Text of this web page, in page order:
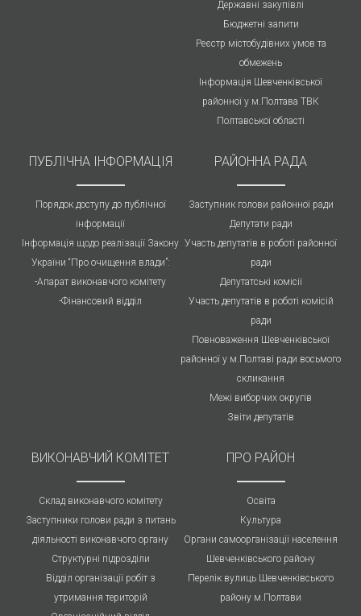
Державні закупівлі
Бюджетні запити
Реєстр містобудівних умов та
обмежень
Інформація Шевченківської
районної у м.Полтава ТВК
Полтавської області
ПУБЛIЧНА IНФОРМАЦІЯ
Порядок доступу до публічної
інформації
Інформація щодо реалізації Закону
України “Про очищення влади”:
-Апарат виконавчого комітету
-Фінансовий відділ
РАЙОННА РАДА
Заступник голови районної ради
Депутати ради
Участь депутатів в роботі районної
ради
Депутатські комісії
Участь депутатів в роботі комісій
ради
Повноваження Шевченківської
районної у м.Полтаві ради восьмого
скликання
Межі виборчих округів
Звіти депутатів
ВИКОНАВЧИЙ КОМІТЕТ
Склад виконавчого комітету
Заступники голови ради з питань
діяльності виконавчого органу
Структурні підрозділи
Відділ організації робіт з
утримання територій
ПРО РАЙОН
Освіта
Культура
Органи самоорганізації населення
Шевченківського району
Перелік вулиць Шевченківського
району м.Полтави